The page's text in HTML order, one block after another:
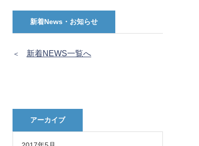
新着News・お知らせ
＜ 新着NEWS一覧へ
アーカイブ